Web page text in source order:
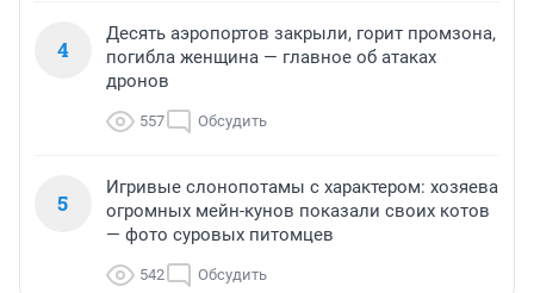
4
Десять аэропортов закрыли, горит промзона,
погибла женщина — главное об атаках
дронов
557 Обсудить
5
Игривые слонопотамы с характером: хозяева
огромных мейн-кунов показали своих котов
— фото суровых питомцев
542 Обсудить